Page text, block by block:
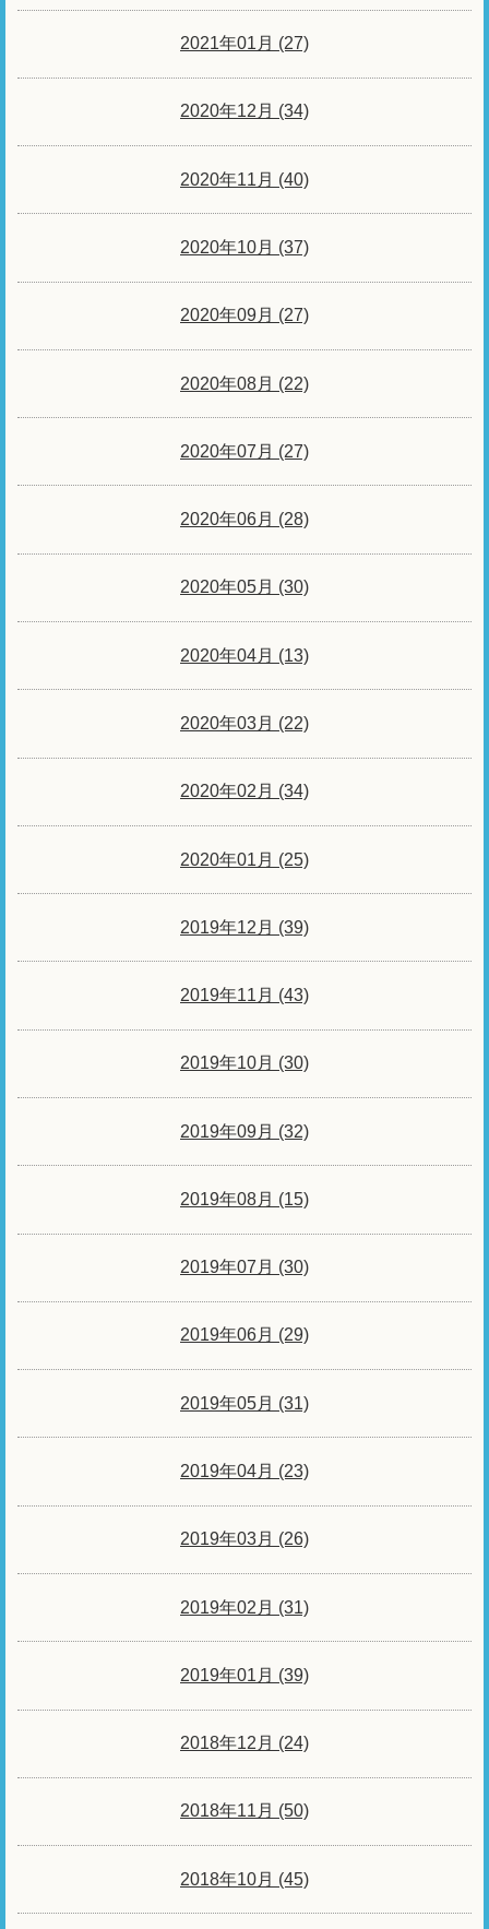
2021年01月 (27)
2020年12月 (34)
2020年11月 (40)
2020年10月 (37)
2020年09月 (27)
2020年08月 (22)
2020年07月 (27)
2020年06月 (28)
2020年05月 (30)
2020年04月 (13)
2020年03月 (22)
2020年02月 (34)
2020年01月 (25)
2019年12月 (39)
2019年11月 (43)
2019年10月 (30)
2019年09月 (32)
2019年08月 (15)
2019年07月 (30)
2019年06月 (29)
2019年05月 (31)
2019年04月 (23)
2019年03月 (26)
2019年02月 (31)
2019年01月 (39)
2018年12月 (24)
2018年11月 (50)
2018年10月 (45)